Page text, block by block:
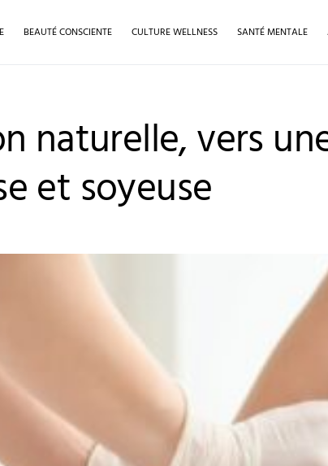
BEAUTÉ CONSCIENTE CULTURE WELLNESS SANTÉ MENTALE
naturelle, vers
et soyeuse